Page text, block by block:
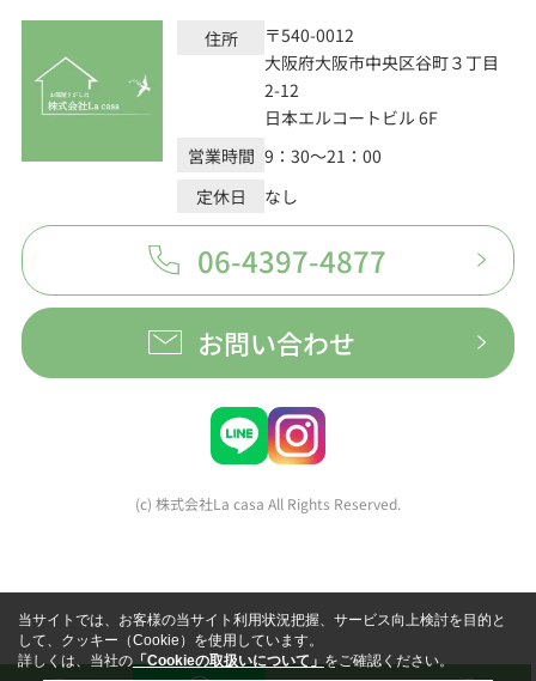
住所
〒540-0012
大阪府大阪市中央区谷町３丁目
2-12
日本エルコートビル 6F
営業時間 9：30～21：00
定休日
なし
06-4397-4877
お問い合わせ
(c) 株式会社La casa All Rights Reserved.
当サイトでは、お客様の当サイト利用状況把握、サービス向上検討を目的と
して、クッキー（Cookie）を使用しています。
詳しくは、当社の「Cookieの取扱いについて」をご確認ください。